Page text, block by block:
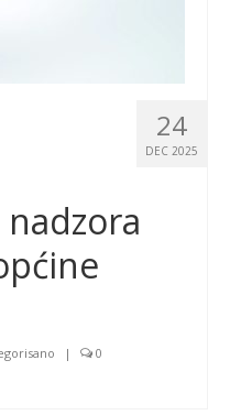
24
DEC 2025
| 0